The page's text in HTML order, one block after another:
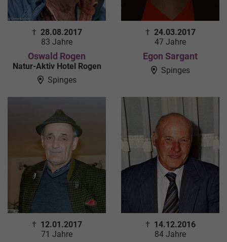
† 28.08.2017
83 Jahre
Oswald Rogen
Natur-Aktiv Hotel Rogen
Spinges
† 24.03.2017
47 Jahre
Egon Sargant
Spinges
† 12.01.2017
71 Jahre
† 14.12.2016
84 Jahre